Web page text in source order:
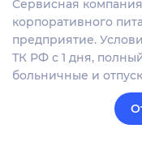
Сервисная
корпоративного
предприятие.
ТК РФ с 1 дня,
больничные и